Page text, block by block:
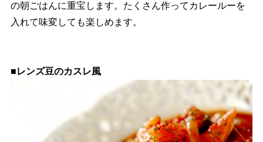
の朝ごはんに重宝します。たくさん作ってカレールーを
入れて味変しても楽しめます。
■レンズ豆のカスレ風